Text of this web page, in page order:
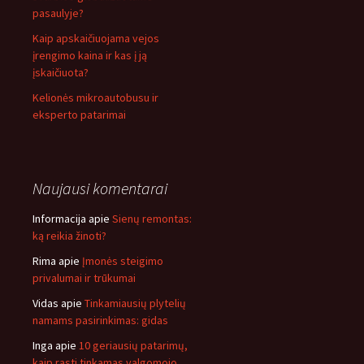
pasaulyje?
Kaip apskaičiuojama vejos
įrengimo kaina ir kas į ją
įskaičiuota?
Kelionės mikroautobusu ir
eksperto patarimai
Naujausi komentarai
Informacija apie Sienų remontas:
ką reikia žinoti?
Rima apie Įmonės steigimo
privalumai ir trūkumai
Vidas apie Tinkamiausių plytelių
namams pasirinkimas: gidas
Inga apie 10 geriausių patarimų,